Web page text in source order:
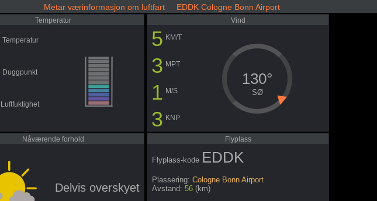
Metar værinformasjon om luftfart EDDK Cologne Bonn Airport
Temperatur
Temperatur
Duggpunkt
Vind
5 KM/T
3 MPT
1 M/S
3 KNP
130°
SØ
Nåværende forhold
Delvis overskyet
Flyplass
Flyplass-kode EDDK
Plassering: Cologne Bonn Airport
Avstand: 56 (km)